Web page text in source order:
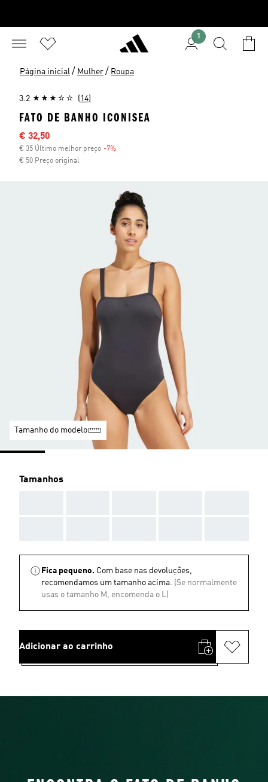
1
Página inicial / Mulher / Roupa
3.2 (14)
FATO DE BANHO ICONISEA
Preço com desconto
€ 32,50
€ 35 Último melhor preço -7%
€ 50 Preço original
Tamanho do modelo
Tamanhos
Fica pequeno. Com base nas devoluções,
recomendamos um tamanho acima. (Se normalmente
usas o tamanho M, encomenda o L)
Adicionar ao carrinho